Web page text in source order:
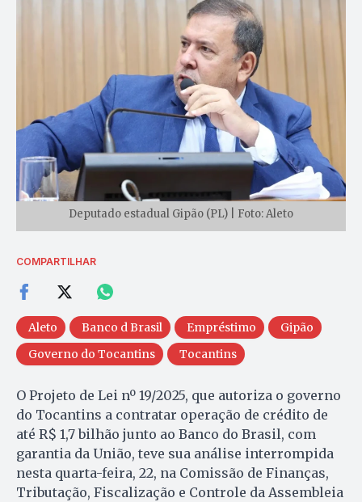
Deputado estadual Gipão (PL) | Foto: Aleto
COMPARTILHAR
Aleto Banco d Brasil Empréstimo
Gipão
Governo do Tocantins
Tocantins
O Projeto de Lei nº 19/2025, que autoriza o governo
do Tocantins a contratar operação de crédito de
até R$ 1,7 bilhão junto ao Banco do Brasil, com
garantia da União, teve sua análise interrompida
nesta quarta-feira, 22, na Comissão de Finanças,
Tributação, Fiscalização e Controle da Assembleia